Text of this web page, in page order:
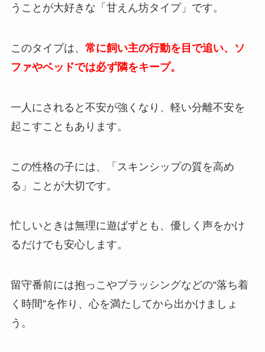
うことが大好きな「甘えん坊タイプ」です。
このタイプは、 常に飼い主の行動を目で追い、ソ
ファやベッドでは必ず隣をキープ。
一人にされると不安が強くなり、軽い分離不安を
起こすこともあります。
この性格の子には、「スキンシップの質を高め
る」ことが大切です。
忙しいときは無理に遊ばずとも、優しく声をかけ
るだけでも安心します。
留守番前には抱っこやブラッシングなどの“落ち着
く時間”を作り、心を満たしてから出かけましょ
う。